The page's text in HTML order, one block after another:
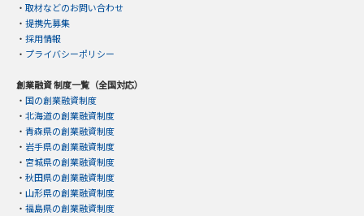
・ 取材などのお問い合わせ
・ 提携先募集
・ 採用情報
・ プライバシーポリシー
創業融資 制度一覧（全国対応）
・ 国の創業融資制度
・ 北海道の創業融資制度
・ 青森県の創業融資制度
・ 岩手県の創業融資制度
・ 宮城県の創業融資制度
・ 秋田県の創業融資制度
・ 山形県の創業融資制度
・ 福島県の創業融資制度